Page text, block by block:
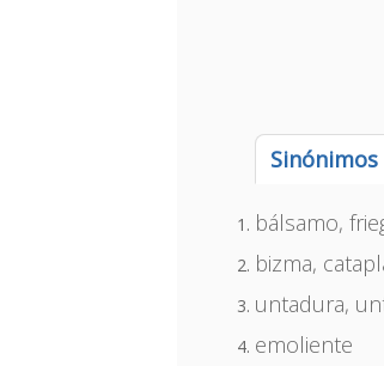
Sinónimos
bálsamo,
bizma,
untadura,
emoliente